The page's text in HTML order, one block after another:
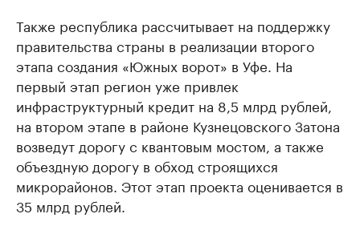
Также республика рассчитывает на поддержку
правительства страны в реализации второго
этапа создания «Южных ворот» в Уфе. На
первый этап регион уже привлек
инфраструктурный кредит на 8,5 млрд рублей,
на втором этапе в районе Кузнецовского Затона
возведут дорогу с квантовым мостом, а также
объездную дорогу в обход строящихся
микрорайонов. Этот этап проекта оценивается в
35 млрд рублей.